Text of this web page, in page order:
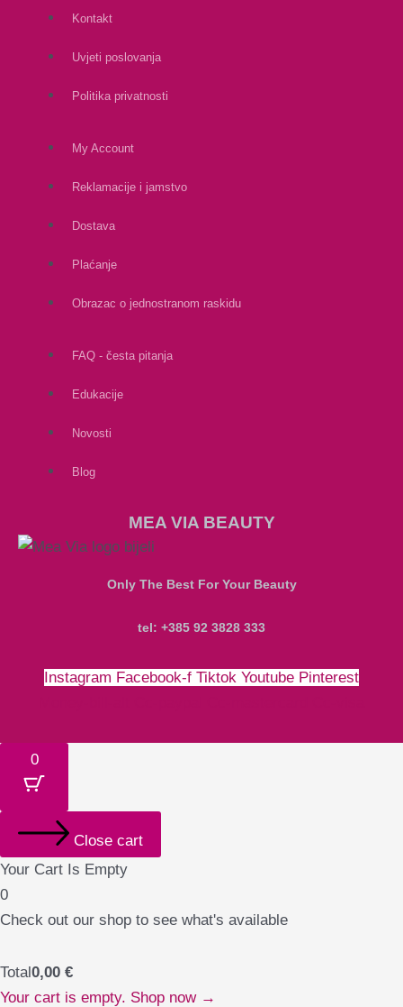
Kontakt
Uvjeti poslovanja
Politika privatnosti
My Account
Reklamacije i jamstvo
Dostava
Plaćanje
Obrazac o jednostranom raskidu
FAQ - česta pitanja
Edukacije
Novosti
Blog
MEA VIA BEAUTY
Only The Best For Your Beauty
tel: +385 92 3828 333
Instagram Facebook-f Tiktok Youtube Pinterest
0
Close cart
Your Cart Is Empty
0
Check out our shop to see what's available
Total0,00 €
Your cart is empty. Shop now →